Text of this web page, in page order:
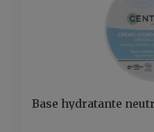
Base hydratante